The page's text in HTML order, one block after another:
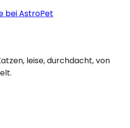
bei AstroPet
leise, durchdacht, von